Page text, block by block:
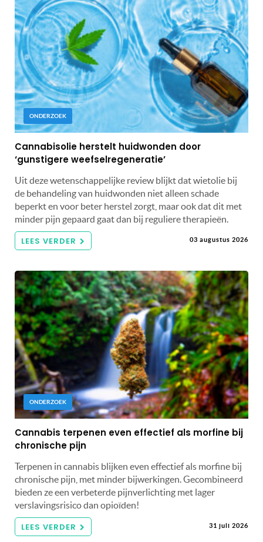
ONDERZOEK
Cannabisolie herstelt huidwonden door
‘gunstigere weefselregeneratie’
Uit deze wetenschappelijke review blijkt dat wietolie bij
de behandeling van huidwonden niet alleen schade
beperkt en voor beter herstel zorgt, maar ook dat dit met
minder pijn gepaard gaat dan bij reguliere therapieën.
LEES VERDER 03 augustus 2026
ONDERZOEK
Cannabis terpenen even effectief als morfine bij
chronische pijn
Terpenen in cannabis blijken even effectief als morfine bij
chronische pijn, met minder bijwerkingen. Gecombineerd
bieden ze een verbeterde pijnverlichting met lager
verslavingsrisico dan opioïden!
LEES VERDER 31 juli 2026